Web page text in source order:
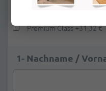
Premium Class+31,32 €
1- Nachname /